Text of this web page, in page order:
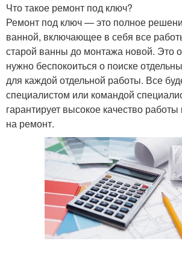
Функциональность при
ремонте
Что такое ремонт под ключ?
Ремонт под ключ — это полное
ванной, включающее в себя все
старой ванны до монтажа новой. Это
нужно беспокоиться о поиске
для каждой отдельной работы. Все
специалистом или командой
гарантирует высокое качество
на ремонт.